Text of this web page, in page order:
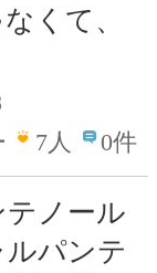
くて、
7人 0件
ノール
パンテ